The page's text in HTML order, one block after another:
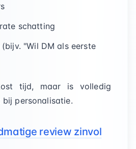
schatting
"Wil DM als eerste
tijd, maar is volledig
personalisatie.
review zinvol